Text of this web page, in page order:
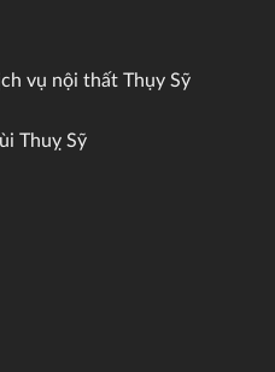
vụ nội thất Thụy Sỹ
Thuỵ Sỹ